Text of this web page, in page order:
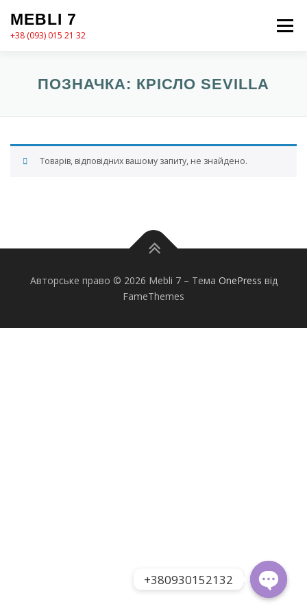
вмісту
MEBLI 7
+38 (093) 015 21 32
Меню
MEBLI7 КАТАЛОГ ПРО НАС КОШИК
ПОЗНАЧКА: КРІСЛО SEVILLA
Товарів, відповідних вашому запиту, не знайдено.
Авторське право © 2026 Mebli 7 – Тема OnePress від
FameThemes